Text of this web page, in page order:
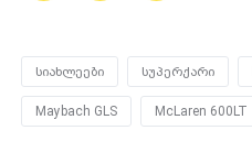
სიახლეები სუპერქარი
Maybach GLS McLaren 600LT